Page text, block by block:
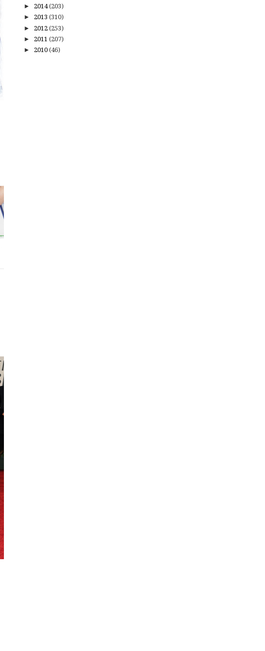
► 2014(203)
► 2013 (310)
► 2012 (253)
► 2011 (207)
► 2010 (46)